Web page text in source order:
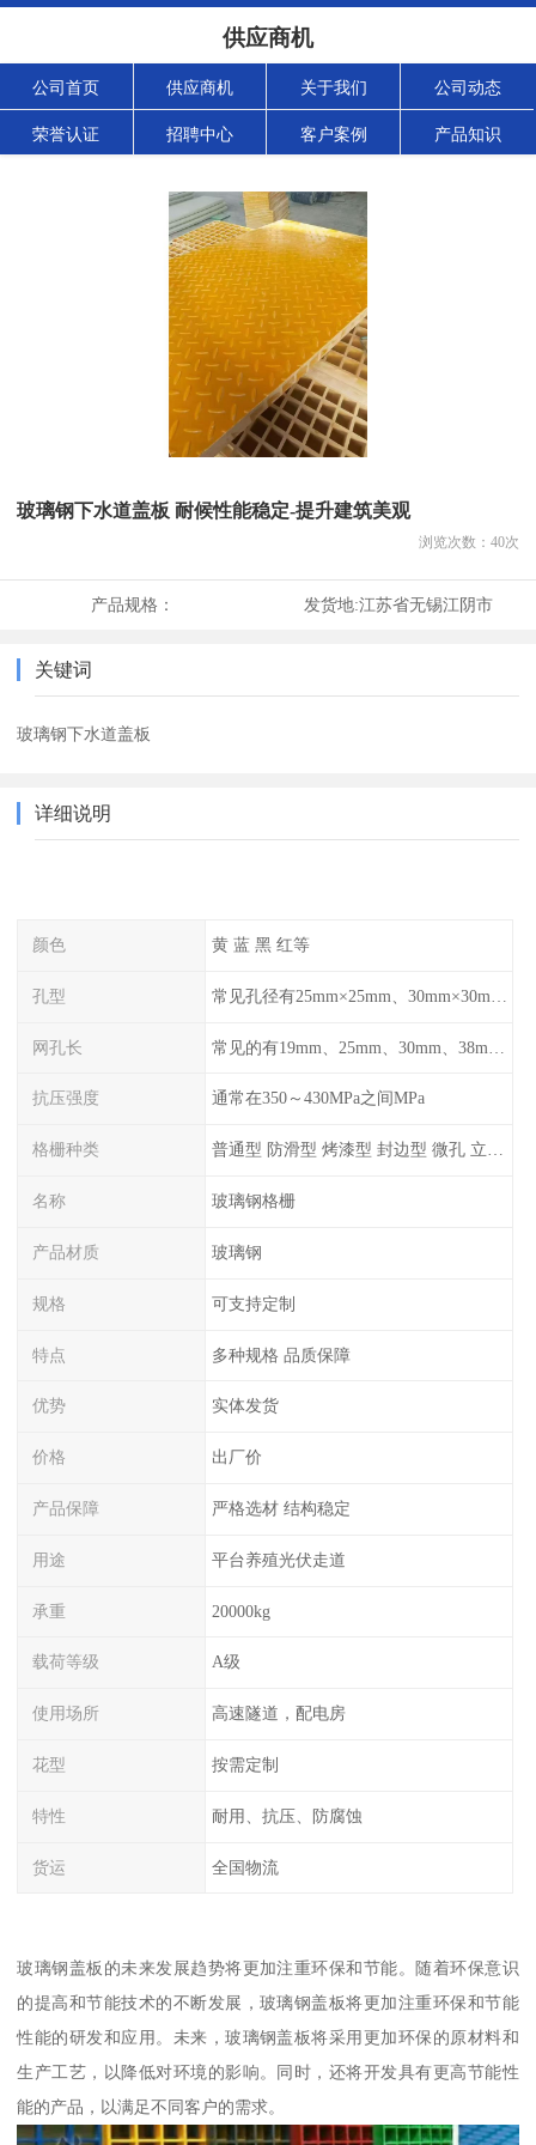
供应商机
公司首页 供应商机 关于我们 公司动态
荣誉认证 招聘中心 客户案例 产品知识
玻璃钢下水道盖板 耐候性能稳定-提升建筑美观
浏览次数： 40次
产品规格： 发货地:江苏省无锡江阴市
关键词
玻璃钢下水道盖板
详细说明
颜色 黄 蓝 黑 红等
孔型
网孔长
抗压强度 通常在350～430MPa之间MPa
格栅种类 普通型 防滑型 ‌烤漆型 封边型 ‌微孔 立体 加砂覆面型 平面型
名称 玻璃钢格栅
产品材质 玻璃钢
规格 可支持定制
特点 多种规格 品质保障
优势 实体发货
价格 出厂价
产品保障 严格选材 结构稳定
用途 平台养殖光伏走道
承重 20000kg
载荷等级 A级
使用场所 高速隧道，配电房
花型 按需定制
特性 耐用、抗压、防腐蚀
货运 全国物流
玻璃钢盖板的未来发展趋势将更加注重环保和节能。随着环保意识
的提高和节能技术的不断发展，玻璃钢盖板将更加注重环保和节能
性能的研发和应用。未来，玻璃钢盖板将采用更加环保的原材料和
生产工艺，以降低对环境的影响。同时，还将开发具有更高节能性
能的产品，以满足不同客户的需求。